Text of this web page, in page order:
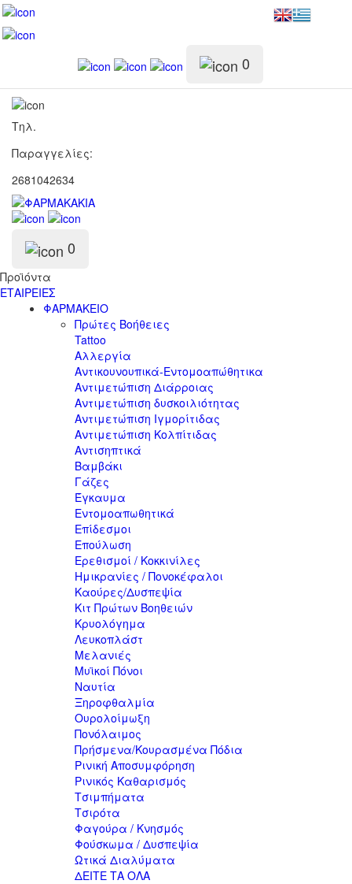
0
Τηλ.
Παραγγελίες:
2681042634
0
Προϊόντα
ΕΤΑΙΡΕΙΕΣ
ΦΑΡΜΑΚΕΙΟ
Πρώτες Βοήθειες
Tattoo
Αλλεργία
Αντικουνουπικά-Εντομοαπώθητικα
Αντιμετώπιση Διάρροιας
Αντιμετώπιση δυσκοιλιότητας
Αντιμετώπιση Ιγμορίτιδας
Αντιμετώπιση Κολπίτιδας
Αντισηπτικά
Βαμβάκι
Γάζες
Έγκαυμα
Εντομοαπωθητικά
Επίδεσμοι
Επούλωση
Ερεθισμοί / Κοκκινίλες
Ημικρανίες / Πονοκέφαλοι
Καούρες/Δυσπεψία
Κιτ Πρώτων Βοηθειών
Κρυολόγημα
Λευκοπλάστ
Μελανιές
Μυϊκοί Πόνοι
Ναυτία
Ξηροφθαλμία
Ουρολοίμωξη
Πονόλαιμος
Πρήσμενα/Κουρασμένα Πόδια
Ρινική Αποσυμφόρηση
Ρινικός Καθαρισμός
Τσιμπήματα
Τσιρότα
Φαγούρα / Κνησμός
Φούσκωμα / Δυσπεψία
Ωτικά Διαλύματα
ΔΕΙΤΕ ΤΑ ΟΛΑ